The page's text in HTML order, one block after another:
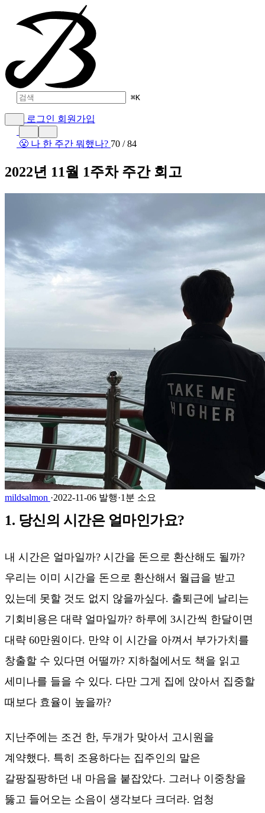
⌘K
로그인 회원가입
😤 나 한 주간 뭐했나? 70 / 84
2022년 11월 1주차 주간 회고
mildsalmon ·2022-11-06 발행·1분 소요
1. 당신의 시간은 얼마인가요?
내 시간은 얼마일까? 시간을 돈으로 환산해도 될까?
우리는 이미 시간을 돈으로 환산해서 월급을 받고
있는데 못할 것도 없지 않을까싶다. 출퇴근에 날리는
기회비용은 대략 얼마일까? 하루에 3시간씩 한달이면
대략 60만원이다. 만약 이 시간을 아껴서 부가가치를
창출할 수 있다면 어떨까? 지하철에서도 책을 읽고
세미나를 들을 수 있다. 다만 그게 집에 앉아서 집중할
때보다 효율이 높을까?
지난주에는 조건 한, 두개가 맞아서 고시원을
계약했다. 특히 조용하다는 집주인의 말은
갈팡질팡하던 내 마음을 붙잡았다. 그러나 이중창을
뚫고 들어오는 소음이 생각보다 크더라. 엄청